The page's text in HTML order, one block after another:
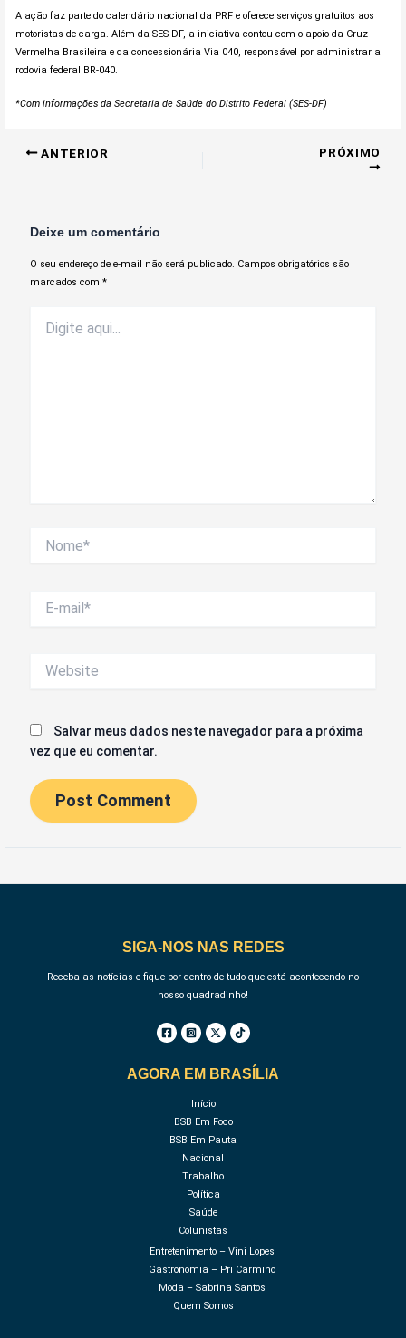
A ação faz parte do calendário nacional da PRF e oferece serviços gratuitos aos
motoristas de carga. Além da SES-DF, a iniciativa contou com o apoio da Cruz
Vermelha Brasileira e da concessionária Via 040, responsável por administrar a
rodovia federal BR-040.
*Com informações da Secretaria de Saúde do Distrito Federal (SES-DF)
ANTERIOR PRÓXIMO
Deixe um comentário
O seu endereço de e-mail não será publicado. Campos obrigatórios são
marcados com*
aqui...
mail*
Salvar meus dados neste navegador para a próxima
vez que eu comentar.
SIGA-NOS NAS REDES
Receba as notícias e fique por dentro de tudo que está acontecendo no
nosso quadradinho!
AGORA EM BRASÍLIA
Início
BSB Em Foco
BSB Em Pauta
Nacional
Trabalho
Política
Saúde
Colunistas
Entretenimento – Vini Lopes
Gastronomia – Pri Carmino
Moda – Sabrina Santos
Quem Somos